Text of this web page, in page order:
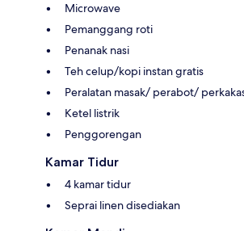
Microwave
Pemanggang roti
Penanak nasi
Teh celup/kopi instan gratis
Peralatan masak/ perabot/
Ketel listrik
Penggorengan
Kamar Tidur
4 kamar tidur
Seprai linen disediakan